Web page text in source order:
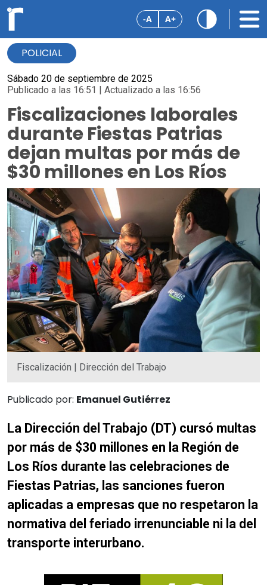
-A A+
POLICIAL
Sábado 20 de septiembre de 2025
Publicado a las 16:51 | Actualizado a las 16:56
Fiscalizaciones laborales
durante Fiestas Patrias
dejan multas por más de
$30 millones en Los Ríos
Fiscalización | Dirección del Trabajo
Publicado por: Emanuel Gutiérrez
La Dirección del Trabajo (DT) cursó multas
por más de $30 millones en la Región de
Los Ríos durante las celebraciones de
Fiestas Patrias, las sanciones fueron
aplicadas a empresas que no respetaron la
normativa del feriado irrenunciable ni la del
transporte interurbano.